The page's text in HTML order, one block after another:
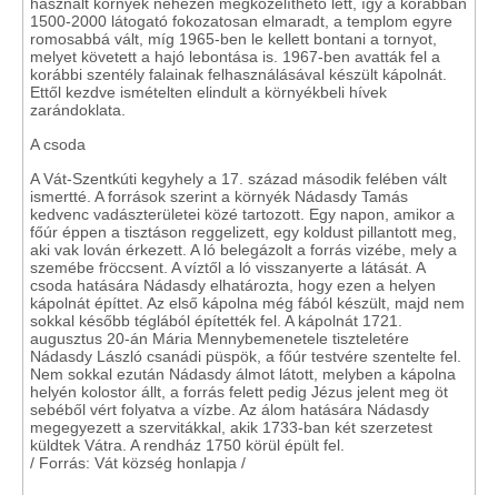
1500-2000 látogató fokozatosan elmaradt, a templom egyre
romosabbá vált, míg 1965-ben le kellett bontani a tornyot,
melyet követett a hajó lebontása is. 1967-ben avatták fel a
korábbi szentély falainak felhasználásával készült kápolnát.
Ettől kezdve ismételten elindult a környékbeli hívek
zarándoklata.
A csoda
A Vát-Szentkúti kegyhely a 17. század második felében vált
ismertté. A források szerint a környék Nádasdy Tamás
kedvenc vadászterületei közé tartozott. Egy napon, amikor a
főúr éppen a tisztáson reggelizett, egy koldust pillantott meg,
aki vak lován érkezett. A ló belegázolt a forrás vizébe, mely a
szemébe fröccsent. A víztől a ló visszanyerte a látását. A
csoda hatására Nádasdy elhatározta, hogy ezen a helyen
kápolnát építtet. Az első kápolna még fából készült, majd nem
sokkal később téglából építették fel. A kápolnát 1721.
augusztus 20-án Mária Mennybemenetele tiszteletére
Nádasdy László csanádi püspök, a főúr testvére szentelte fel.
Nem sokkal ezután Nádasdy álmot látott, melyben a kápolna
helyén kolostor állt, a forrás felett pedig Jézus jelent meg öt
sebéből vért folyatva a vízbe. Az álom hatására Nádasdy
megegyezett a szervitákkal, akik 1733-ban két szerzetest
küldtek Vátra. A rendház 1750 körül épült fel.
/ Forrás: Vát község honlapja /